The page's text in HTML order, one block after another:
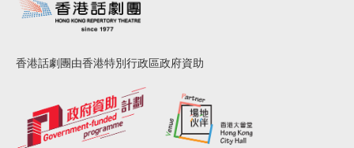
香港話劇團由香港特別行政區政府資助